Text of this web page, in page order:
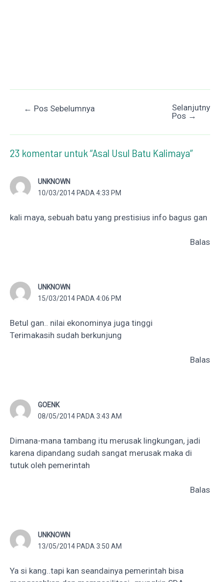
Post← Pos Sebelumnya
Selanjutnya
Pos →
23 komentar untuk “Asal Usul Batu Kalimaya”
UNKNOWN
10/03/2014 PADA 4:33 PM
kali maya, sebuah batu yang prestisius info bagus gan
Balas
UNKNOWN
15/03/2014 PADA 4:06 PM
Betul gan.. nilai ekonominya juga tinggi
Terimakasih sudah berkunjung
Balas
GOENK
08/05/2014 PADA 3:43 AM
Dimana-mana tambang itu merusak lingkungan, jadi
karena dipandang sudah sangat merusak maka di
tutuk oleh pemerintah
Balas
UNKNOWN
13/05/2014 PADA 3:50 AM
Ya si kang..tapi kan seandainya pemerintah bisa